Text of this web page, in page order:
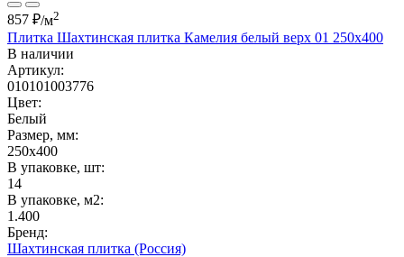
857 ₽/м2
Плитка Шахтинская плитка Камелия белый верх 01 250х400
В наличии
Артикул:
010101003776
Цвет:
Белый
Размер, мм:
250x400
В упаковке, шт:
14
В упаковке, м2:
1.400
Бренд:
Шахтинская плитка (Россия)